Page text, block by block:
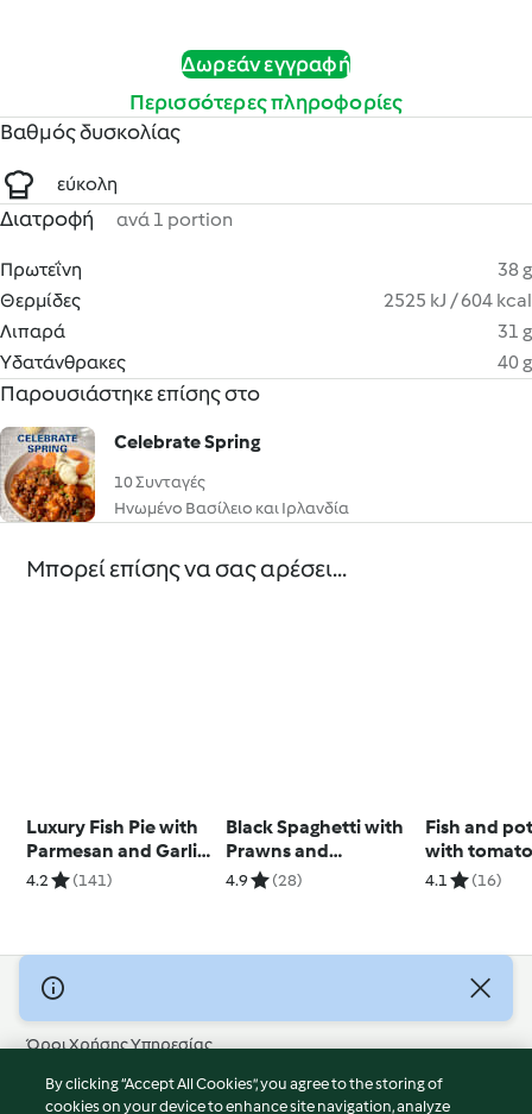
Δωρεάν εγγραφή
Περισσότερες πληροφορίες
Βαθμός δυσκολίας
εύκολη
Διατροφή ανά 1 portion
Πρωτεΐνη
38 g
Θερμίδες
2525 kJ / 604 kcal
Λιπαρά
31 g
Υδατάνθρακες
40 g
Παρουσιάστηκε επίσης στο
Celebrate Spring
10 Συνταγές
Ηνωμένο Βασίλειο και Ιρλανδία
Μπορεί επίσης να σας αρέσει...
Luxury Fish Pie with
Parmesan and Garlic
Sweet Potato Mash
4.2 (141)
Black Spaghetti with
Prawns and
Parmesan Sauce
4.9 (28)
Fish and
with
4.1 (16)
© Πνευματικά Δικαιώματα 2026
Όροι Χρήσης Υπηρεσίας
Πολιτική Απορρήτου
Δήλωση Αποποίησης Ευθύνης
By clicking “Accept All Cookies”, you agree to the storing of
cookies on your device to enhance site navigation, analyze